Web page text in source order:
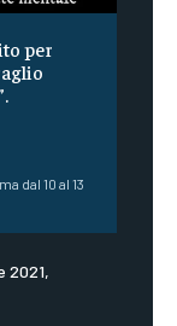
per
dal 10 al 13
2021,